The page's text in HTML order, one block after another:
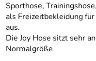
Sporthose,
als Freizeitbekleidung
aus.
Die Joy Hose sitzt sehr
Normalgröße